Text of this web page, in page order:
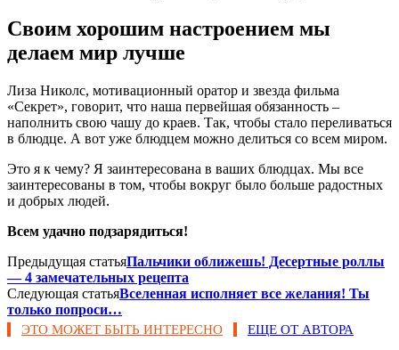
Своим хорошим настроением мы
делаем мир лучше
Лиза Николс, мотивационный оратор и звезда фильма
«Секрет», говорит, что наша первейшая обязанность –
наполнить свою чашу до краев. Так, чтобы стало переливаться
в блюдце. А вот уже блюдцем можно делиться со всем миром.
Это я к чему? Я заинтересована в ваших блюдцах. Мы все
заинтересованы в том, чтобы вокруг было больше радостных
и добрых людей.
Всем удачно подзарядиться!
Предыдущая статьяПальчики оближешь! Десертные роллы
— 4 замечательных рецепта
Следующая статьяВселенная исполняет все желания! Ты
только попроси…
ЭТО МОЖЕТ БЫТЬ ИНТЕРЕСНО ЕЩЕ ОТ АВТОРА